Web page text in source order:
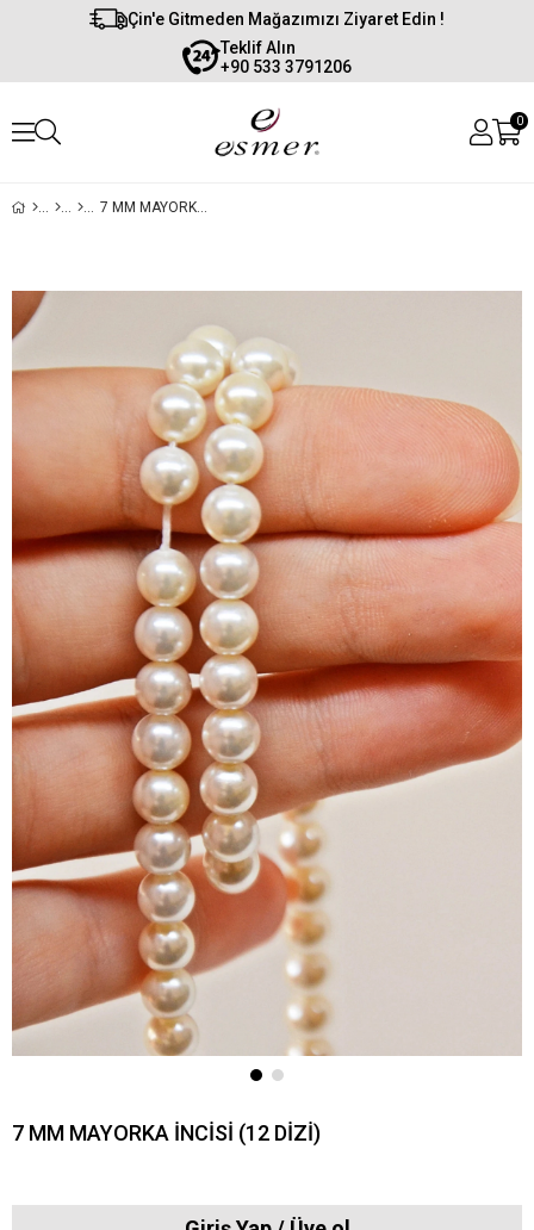
Çin'e Gitmeden Mağazımızı Ziyaret Edin !
Teklif Alın
+90 533 3791206
0
7 MM MAYORKA İNCİSİ (12 DİZİ)
7 MM MAYORKA İNCİSİ (12 DİZİ)